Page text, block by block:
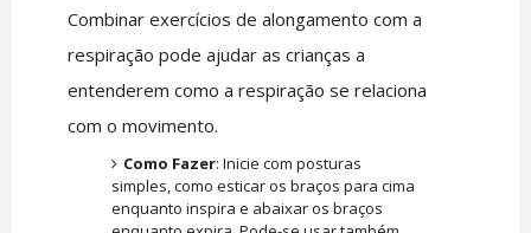
Combinar exercícios de alongamento com a
respiração pode ajudar as crianças a
entenderem como a respiração se relaciona
com o movimento.
Como Fazer: Inicie com posturas
simples, como esticar os braços para cima
enquanto inspira e abaixar os braços